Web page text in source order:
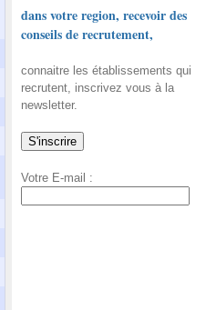
dans votre region, recevoir des
conseils de recrutement,
connaitre les établissements qui
recrutent, inscrivez vous à la
newsletter.
Votre E-mail :